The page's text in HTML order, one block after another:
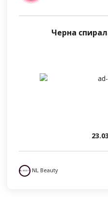
Черна
NL Beauty